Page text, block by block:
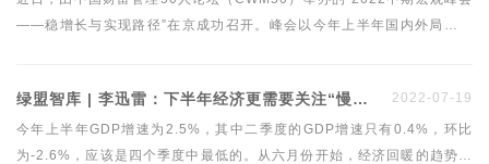
——稳增长与实现路径”在京成功召开。峰会以今年上半年国内外局势变
定提供决策参考。中银证券全球首席经济学家管涛出席峰会并在“财政货
币政策如何助力稳增长”高峰论坛上发言。
绿盟智库 | 李迅雷：下半年经济更需要关注“慢变量”及分化现象 2022-07-19
今年上半年GDP增速为2.5%，其中二季度的GDP增速只有0.4%，环比
为-2.6%，应该是四个季度中最低的。从六月份开始，经济回暖的趋势已